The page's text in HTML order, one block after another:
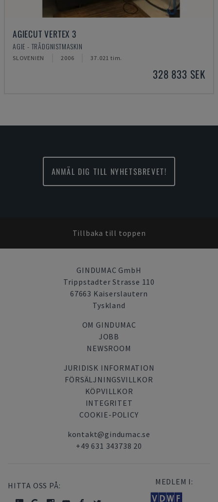
AGIECUT VERTEX 3
AGIE - TRÅDGNISTMASKIN
SLOVENIEN 2006 37.021 tim.
328 833 SEK
ANMÄL DIG TILL NYHETSBREVET!
Tillbaka till toppen
GINDUMAC GmbH
Trippstadter Strasse 110
67663 Kaiserslautern
Tyskland
OM GINDUMAC
JOBB
NEWSROOM
JURIDISK INFORMATION
FÖRSÄLJNINGSVILLKOR
KÖPVILLKOR
INTEGRITET
COOKIE-POLICY
kontakt@gindumac.se
+49 631 343738 20
HITTA OSS PÅ: MEDLEM I: